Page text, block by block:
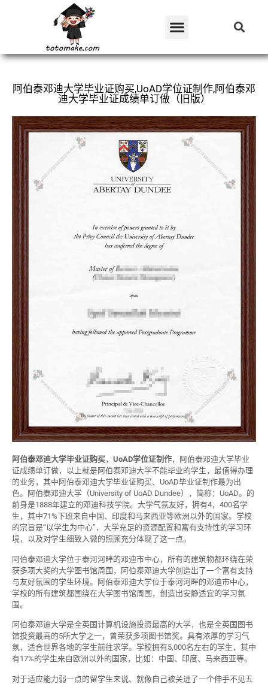
阿伯泰邓迪大学毕业证购买,UoAD学位证制作,阿伯泰邓
迪大学毕业证成绩单订做（旧版）
阿伯泰邓迪大学毕业证购买， UoAD学位证制作，阿伯泰邓迪大学毕业
证成绩单订做，以上就是阿伯泰邓迪大学不能毕业的学生，最值得办理
的业务，其中阿伯泰邓迪大学毕业证购买、UoAD毕业证制作最为出
色。阿伯泰邓迪大学（University of UoAD Dundee），简称：UoAD。的
前身是1888年建立的邓迪科技学院。大学气氛友好，拥有4，400名学
生，其中71%下班来自中国、印度和马来西亚等欧洲以外的国家。学校
的宗旨是“以学生为中心”，大学充足的资源配置和富有支持性的学习环
境，以及对学生细致入微的照顾充分体现了这一点。
阿伯泰邓迪大学位于泰河河畔的邓迪市中心，所有的建筑物都环绕在荣
获多项大奖的大学图书馆周围，阿伯泰邓迪大学创造出了一个富有支持
与友好氛围的学生环境。阿伯泰邓迪大学位于泰河河畔的邓迪市中心，
学校的所有建筑都围绕在大学图书馆周围，创造出安静适宜的学习氛
围。
阿伯泰邓迪大学是全英国计算机设施投资最高的大学，也是全英国图书
馆投资最高的5所大学之一，曾荣获多项图书馆奖。具有浓厚的学习气
氛，适合世界各地的学生前往求学。学校拥有5,000名左右的学生，其中
有17%的学生来自欧洲以外的国家，比如：中国、印度、马来西亚等。
对于适应能力弱一点的留学生来说、就像自己被关进了一个伸手不见五